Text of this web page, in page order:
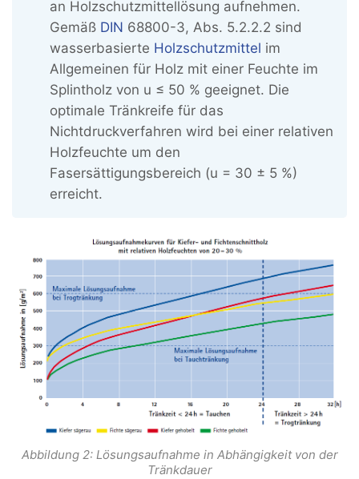
an Holzschutzmittellösung aufnehmen.
Gemäß DIN 68800-3, Abs. 5.2.2.2 sind
wasserbasierte Holzschutzmittel im
Allgemeinen für Holz mit einer Feuchte im
Splintholz von u ≤ 50 % geeignet. Die
optimale Tränkreife für das
Nichtdruckverfahren wird bei einer relativen
Holzfeuchte um den
Fasersättigungsbereich (u = 30 ± 5 %)
erreicht.
Abbildung 2: Lösungsaufnahme in Abhängigkeit von der
Tränkdauer